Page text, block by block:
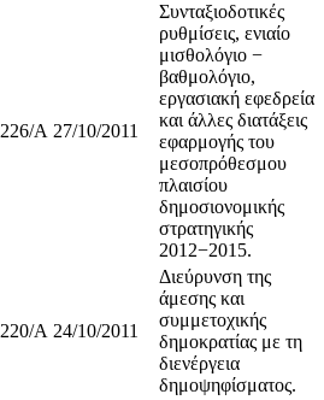
226/A 27/10/2011
Συνταξιοδοτικές
ρυθμίσεις, ενιαίο
μισθολόγιο −
βαθμολόγιο,
εργασιακή εφεδρεία
και άλλες διατάξεις
εφαρμογής του
μεσοπρόθεσμου
πλαισίου
δημοσιονομικής
στρατηγικής
2012−2015.
220/Α 24/10/2011
Διεύρυνση της
άμεσης και
συμμετοχικής
δημοκρατίας με τη
διενέργεια
δημοψηφίσματος.